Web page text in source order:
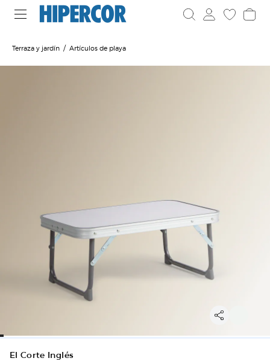
Terraza y jardín Artículos de playa
El Corte Inglés